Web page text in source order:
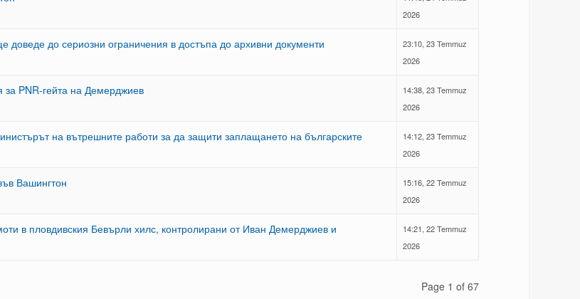
2026
до сериозни ограничения в достъпа до архивни документи
23:10, 23 Temmuz
2026
PNR-гейта на Демерджиев
14:38, 23 Temmuz
2026
на вътрешните работи за да защити заплащането на българските
14:12, 23 Temmuz
2026
Вашингтон
15:16, 22 Temmuz
2026
в пловдивския Бевърли хилс, контролирани от Иван Демерджиев и
14:21, 22 Temmuz
2026
Page 1 of 67